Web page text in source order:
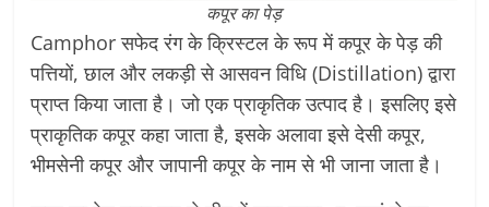
कपूर का पेड़
Camphor सफेद रंग के क्रिस्टल के रूप में कपूर के पेड़ की
पत्तियों, छाल और लकड़ी से आसवन विधि (Distillation) द्वारा
प्राप्त किया जाता है। जो एक प्राकृतिक उत्पाद है। इसलिए इसे
प्राकृतिक कपूर कहा जाता है, इसके अलावा इसे देसी कपूर,
भीमसेनी कपूर और जापानी कपूर के नाम से भी जाना जाता है।